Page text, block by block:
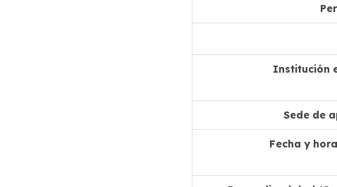
Institución
Sede de
Fecha y